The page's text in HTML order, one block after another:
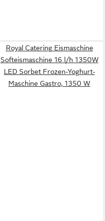
Royal Catering Eismaschine
Softeismaschine 16 l/h 1350W
LED Sorbet Frozen-Yoghurt-
Maschine Gastro, 1350 W